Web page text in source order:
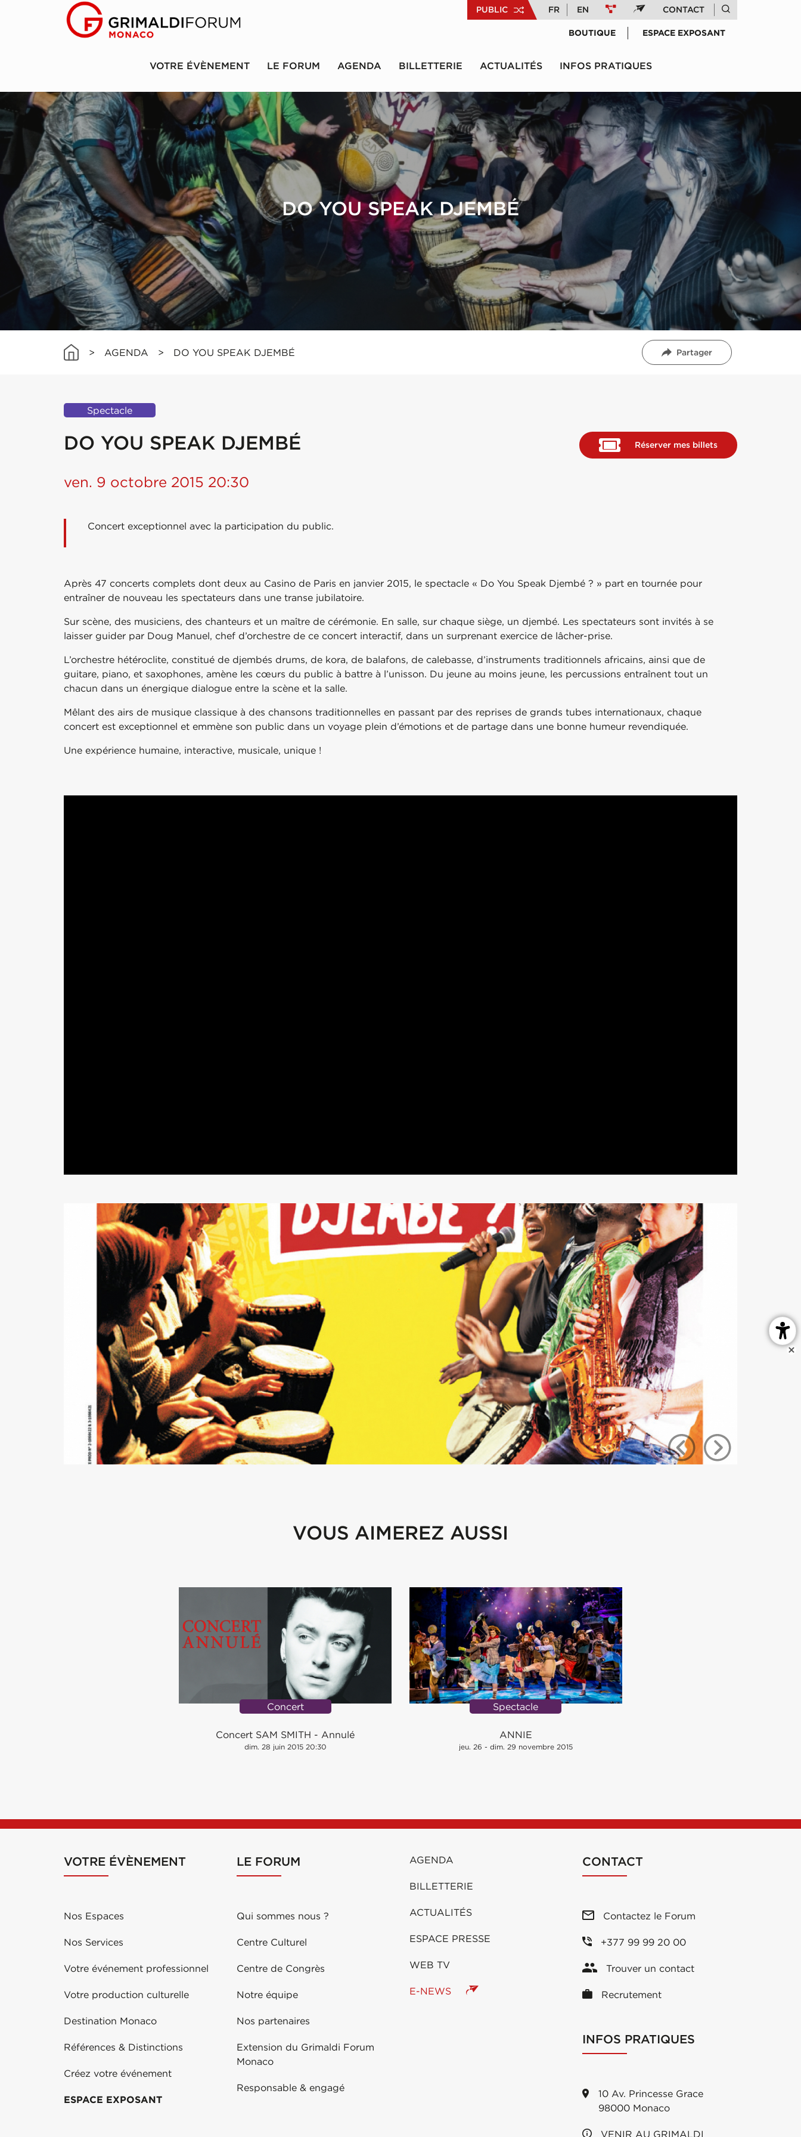
PUBLIC FR EN CONTACT
BOUTIQUE ESPACE EXPOSANT
VOTRE ÉVÈNEMENT LE FORUM AGENDA BILLETTERIE ACTUALITÉS INFOS PRATIQUES
DO YOU SPEAK DJEMBÉ
> AGENDA > DO YOU SPEAK DJEMBÉ Partager
Spectacle
DO YOU SPEAK DJEMBÉ
ven. 9 octobre 2015 20:30
Réserver mes billets
Concert exceptionnel avec la participation du public.
Après 47 concerts complets dont deux au Casino de Paris en janvier 2015, le spectacle « Do You Speak Djembé ? » part en tournée pour
entraîner de nouveau les spectateurs dans une transe jubilatoire.
Sur scène, des musiciens, des chanteurs et un maître de cérémonie. En salle, sur chaque siège, un djembé. Les spectateurs sont invités à se
laisser guider par Doug Manuel, chef d’orchestre de ce concert interactif, dans un surprenant exercice de lâcher-prise.
L’orchestre hétéroclite, constitué de djembés drums, de kora, de balafons, de calebasse, d’instruments traditionnels africains, ainsi que de
guitare, piano, et saxophones, amène les cœurs du public à battre à l’unisson. Du jeune au moins jeune, les percussions entraînent tout un
chacun dans un énergique dialogue entre la scène et la salle.
Mêlant des airs de musique classique à des chansons traditionnelles en passant par des reprises de grands tubes internationaux, chaque
concert est exceptionnel et emmène son public dans un voyage plein d’émotions et de partage dans une bonne humeur revendiquée.
Une expérience humaine, interactive, musicale, unique !
VOUS AIMEREZ AUSSI
Concert
Concert SAM SMITH - Annulé
dim. 28 juin 2015 20:30
Spectacle
ANNIE
jeu. 26 - dim. 29 novembre 2015
VOTRE ÉVÈNEMENT
Nos Espaces
Nos Services
Votre événement professionnel
Votre production culturelle
Destination Monaco
Références & Distinctions
Créez votre événement
ESPACE EXPOSANT
LE FORUM
Qui sommes nous ?
Centre Culturel
Centre de Congrès
Notre équipe
Nos partenaires
Extension du Grimaldi Forum
Monaco
Responsable & engagé
AGENDA
BILLETTERIE
ACTUALITÉS
ESPACE PRESSE
WEB TV
E-NEWS
CONTACT
Contactez le Forum
+377 99 99 20 00
Trouver un contact
Recrutement
INFOS PRATIQUES
10 Av. Princesse Grace
98000 Monaco
VENIR AU GRIMALDI